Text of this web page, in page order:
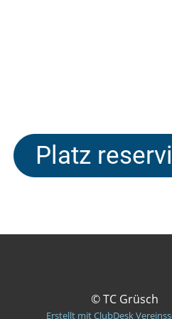
Platz
© TC Grüsch
Erstellt mit ClubDesk